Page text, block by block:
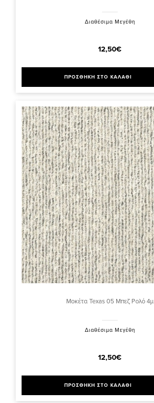
Διαθέσιμα Μεγέθη
12,50€
ΠΡΟΣΘΗΚΗ ΣΤΟ ΚΑΛΑΘΙ
Μοκέτα Texas 05 Μπεζ Ρολό 4μ
Διαθέσιμα Μεγέθη
12,50€
ΠΡΟΣΘΗΚΗ ΣΤΟ ΚΑΛΑΘΙ